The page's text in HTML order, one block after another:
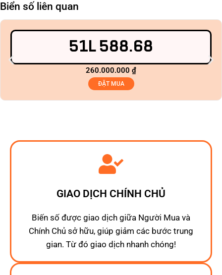
Biển số liên quan
51L 588.68
260.000.000 ₫
ĐẶT MUA
GIAO DỊCH CHÍNH CHỦ
Biến số được giao dịch giữa Người Mua và
Chính Chủ sở hữu, giúp giảm các bước trung
gian. Từ đó giao dịch nhanh chóng!